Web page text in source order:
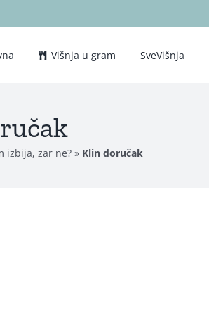
Višnja u gram SveVišnja
izbija, zar ne? » Klin doručak